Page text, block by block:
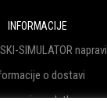
INFORMACIJE
SIMULATOR napravi
o dostavi